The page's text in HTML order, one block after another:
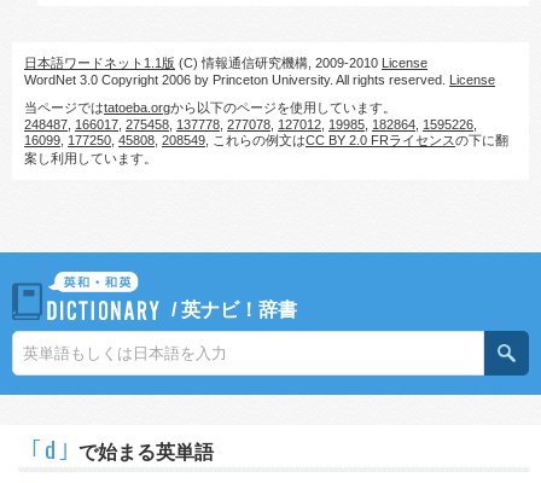
日本語ワードネット1.1版 (C) 情報通信研究機構, 2009-2010 License
WordNet 3.0 Copyright 2006 by Princeton University. All rights reserved. License
当ページではtatoeba.orgから以下のページを使用しています。
248487 166017 275458 137778 277078 127012 19985 182864 1595226
16099 177250 45808 208549 , これらの例文はCC BY 2.0 FRライセンスの下に翻
案し利用しています。
/英ナビ！辞書
｢d｣ で始まる英単語